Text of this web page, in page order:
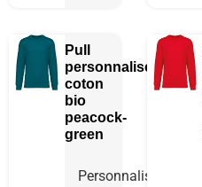
Pull
personnalisé
coton
bio
peacock-
green
Personnaliser